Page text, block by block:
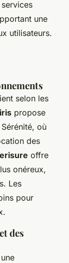
une
utilisateurs.
selon les
propose
où
des
offre
onéreux,
Les
pour
des